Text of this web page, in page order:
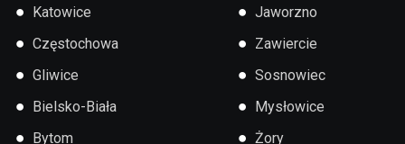
● Katowice
● Częstochowa
● Gliwice
● Bielsko-Biała
● Bytom
● Jaworzno
● Zawiercie
● Sosnowiec
● Mysłowice
● Żory